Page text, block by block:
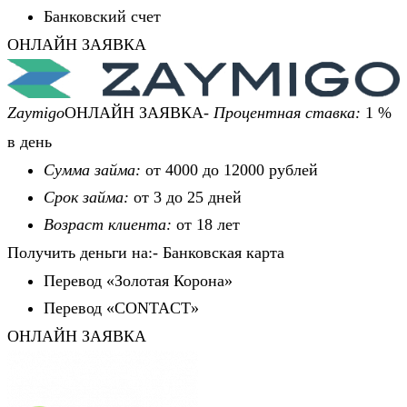
Банковский счет
ОНЛАЙН ЗАЯВКА
ZaymigoОНЛАЙН ЗАЯВКА- Процентная ставка: 1 %
в день
Сумма займа: от 4000 до 12000 рублей
Срок займа: от 3 до 25 дней
Возраст клиента: от 18 лет
Получить деньги на:- Банковская карта
Перевод «Золотая Корона»
Перевод «CONTACT»
ОНЛАЙН ЗАЯВКА